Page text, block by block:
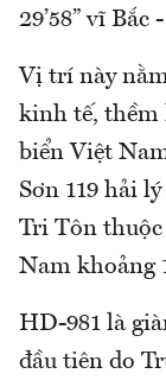
29’58” vĩ Bắc
Vị trí này
kinh tế, thềm
biển Việt
Sơn 119 hải
Tri Tôn thuộc
Nam khoảng
HD-981 là
đầu tiên do